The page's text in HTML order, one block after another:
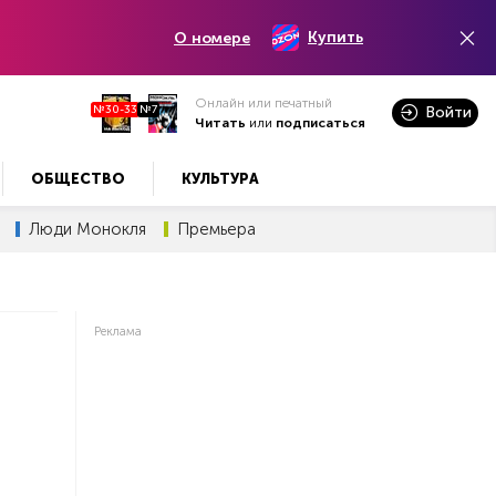
О номере Купить
№30-33 №7
Онлайн или печатный
Читать или подписаться
Войти
ОБЩЕСТВО КУЛЬТУРА
Люди Монокля Премьера
Реклама